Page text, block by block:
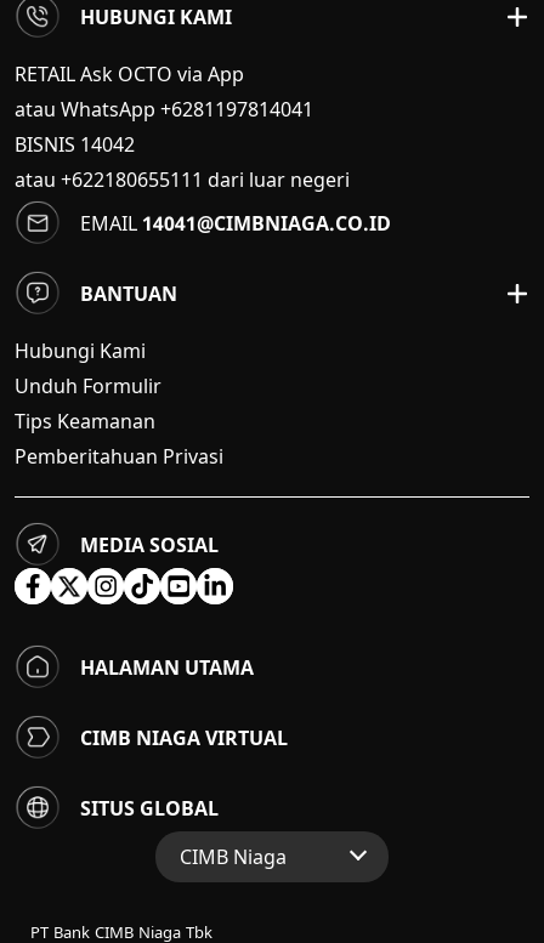
HUBUNGI KAMI
RETAIL Ask OCTO via App
atau WhatsApp +6281197814041
BISNIS 14042
atau +622180655111 dari luar negeri
EMAIL 14041@CIMBNIAGA.CO.ID
BANTUAN
Hubungi Kami
Unduh Formulir
Tips Keamanan
Pemberitahuan Privasi
MEDIA SOSIAL
HALAMAN UTAMA
CIMB NIAGA VIRTUAL
SITUS GLOBAL
CIMB Niaga
Perbankan Konsumen
PT Bank CIMB Niaga Tbk